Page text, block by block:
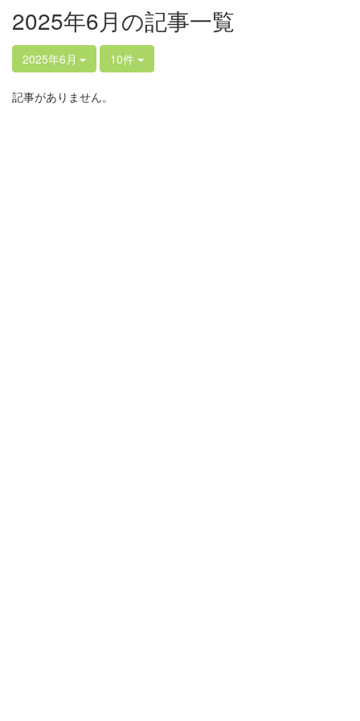
2025年6月の記事一覧
2025年6月 10件
記事がありません。